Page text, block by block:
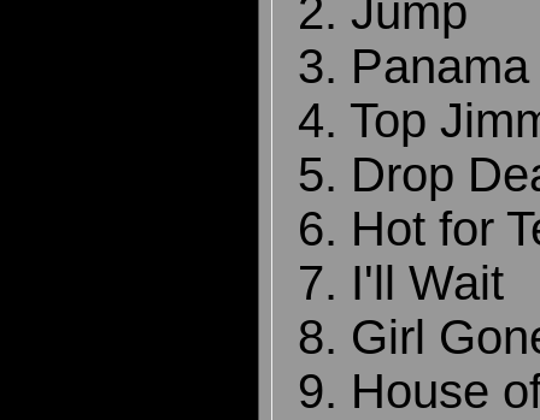
2. Jump
3. Panama
4. Top
5. Drop
6. Hot for
7. I'll Wait
8. Girl
9. House